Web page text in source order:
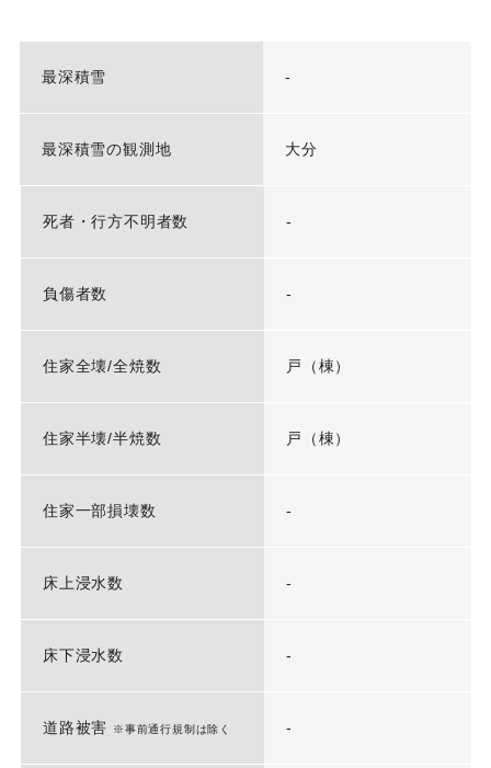
最深積雪 -
最深積雪の観測地 大分
死者・行方不明者数 -
負傷者数 -
住家全壊/全焼数 戸（棟）
住家半壊/半焼数 戸（棟）
住家一部損壊数 -
床上浸水数 -
床下浸水数 -
道路被害 ※事前通行規制は除く -